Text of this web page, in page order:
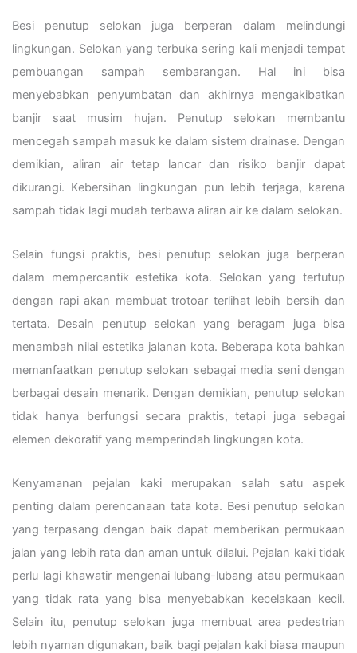
Besi penutup selokan juga berperan dalam melindungi
lingkungan. Selokan yang terbuka sering kali menjadi tempat
pembuangan sampah sembarangan. Hal ini bisa
menyebabkan penyumbatan dan akhirnya mengakibatkan
banjir saat musim hujan. Penutup selokan membantu
mencegah sampah masuk ke dalam sistem drainase. Dengan
demikian, aliran air tetap lancar dan risiko banjir dapat
dikurangi. Kebersihan lingkungan pun lebih terjaga, karena
sampah tidak lagi mudah terbawa aliran air ke dalam selokan.
Selain fungsi praktis, besi penutup selokan juga berperan
dalam mempercantik estetika kota. Selokan yang tertutup
dengan rapi akan membuat trotoar terlihat lebih bersih dan
tertata. Desain penutup selokan yang beragam juga bisa
menambah nilai estetika jalanan kota. Beberapa kota bahkan
memanfaatkan penutup selokan sebagai media seni dengan
berbagai desain menarik. Dengan demikian, penutup selokan
tidak hanya berfungsi secara praktis, tetapi juga sebagai
elemen dekoratif yang memperindah lingkungan kota.
Kenyamanan pejalan kaki merupakan salah satu aspek
penting dalam perencanaan tata kota. Besi penutup selokan
yang terpasang dengan baik dapat memberikan permukaan
jalan yang lebih rata dan aman untuk dilalui. Pejalan kaki tidak
perlu lagi khawatir mengenai lubang-lubang atau permukaan
yang tidak rata yang bisa menyebabkan kecelakaan kecil.
Selain itu, penutup selokan juga membuat area pedestrian
lebih nyaman digunakan, baik bagi pejalan kaki biasa maupun